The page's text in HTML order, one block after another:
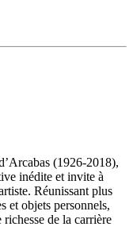
(1926-2018),
inédite et invite à
Réunissant plus
et objets personnels,
de la carrière